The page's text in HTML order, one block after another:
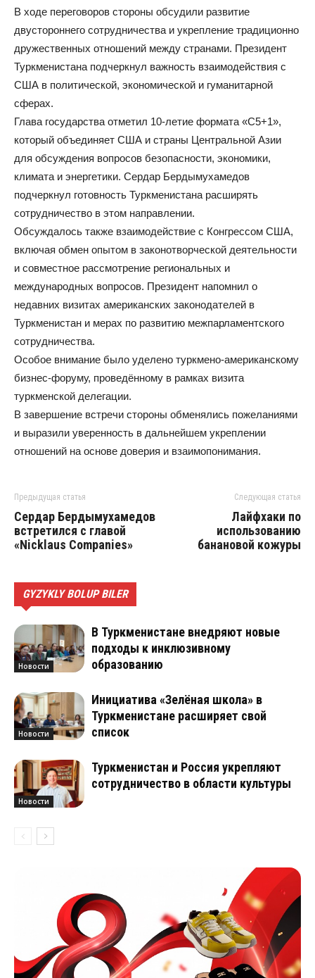
В ходе переговоров стороны обсудили развитие
двустороннего сотрудничества и укрепление традиционно
дружественных отношений между странами. Президент
Туркменистана подчеркнул важность взаимодействия с
США в политической, экономической и гуманитарной
сферах.
Глава государства отметил 10-летие формата «С5+1»,
который объединяет США и страны Центральной Азии
для обсуждения вопросов безопасности, экономики,
климата и энергетики. Сердар Бердымухамедов
подчеркнул готовность Туркменистана расширять
сотрудничество в этом направлении.
Обсуждалось также взаимодействие с Конгрессом США,
включая обмен опытом в законотворческой деятельности
и совместное рассмотрение региональных и
международных вопросов. Президент напомнил о
недавних визитах американских законодателей в
Туркменистан и мерах по развитию межпарламентского
сотрудничества.
Особое внимание было уделено туркмено-американскому
бизнес-форуму, проведённому в рамках визита
туркменской делегации.
В завершение встречи стороны обменялись пожеланиями
и выразили уверенность в дальнейшем укреплении
отношений на основе доверия и взаимопонимания.
Предыдущая статья
Сердар Бердымухамедов
встретился с главой
«Nicklaus Companies»
Следующая статья
Лайфхаки по
использованию
банановой кожуры
GYZYKLY BOLUP BILER
Новости
В Туркменистане внедряют новые
подходы к инклюзивному
образованию
Новости
Инициатива «Зелёная школа» в
Туркменистане расширяет свой
список
Новости
Туркменистан и Россия укрепляют
сотрудничество в области культуры